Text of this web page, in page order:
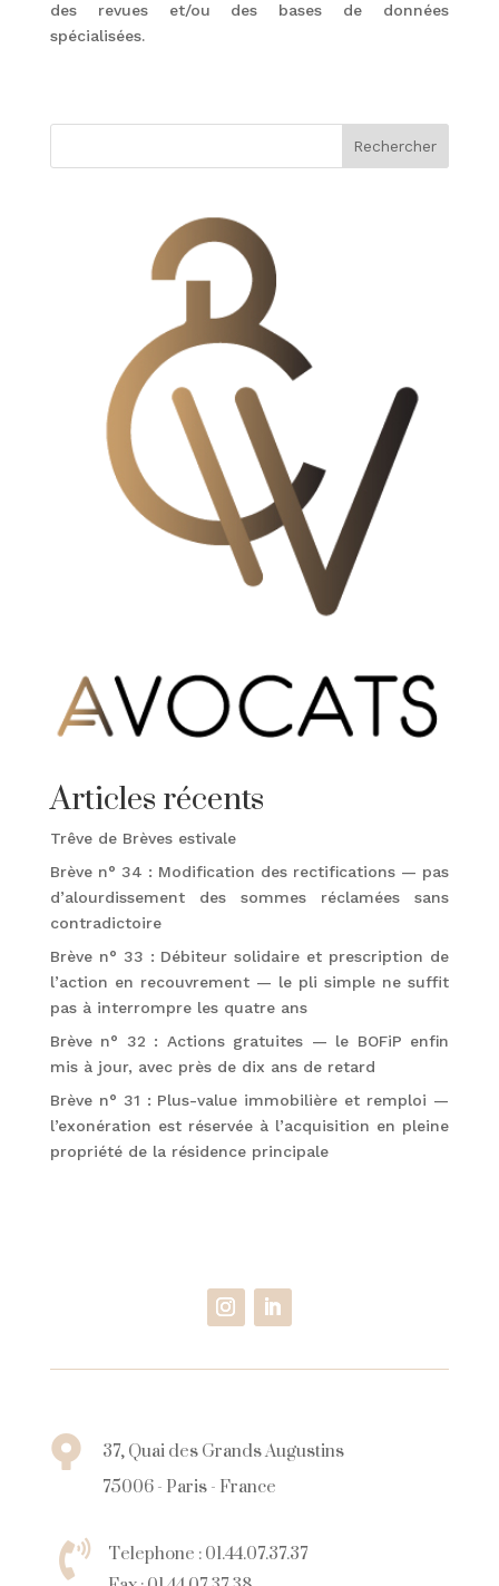
des revues et/ou des bases de données
spécialisées.
Rechercher
Articles récents
Trêve de Brèves estivale
Brève n° 34 : Modification des rectifications — pas
d’alourdissement des sommes réclamées sans
contradictoire
Brève n° 33 : Débiteur solidaire et prescription de
l’action en recouvrement — le pli simple ne suffit
pas à interrompre les quatre ans
Brève n° 32 : Actions gratuites — le BOFiP enfin
mis à jour, avec près de dix ans de retard
Brève n° 31 : Plus-value immobilière et remploi —
l’exonération est réservée à l’acquisition en pleine
propriété de la résidence principale

37, Quai des Grands Augustins
75006 - Paris - France
 Telephone :01.44.07.37.37